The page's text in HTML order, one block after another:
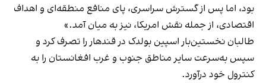
بود، اما پس از گسترش سراسری، پای منافع منطقه‌ای و اهداف
اقتصادی، از جمله نقش امریکا، نیز به میان آمد.»
طالبان نخستین‌بار اسپین بولدک در قندهار را تصرف کرد و
سپس به‌سرعت سایر مناطق جنوب و غرب افغانستان را به
کنترول خود درآورد.